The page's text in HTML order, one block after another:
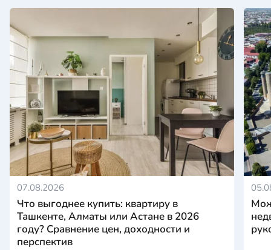
07.08.2026
Что выгоднее купить: квартиру в
Ташкенте, Алматы или Астане в 2026
году? Сравнение цен, доходности и
перспектив